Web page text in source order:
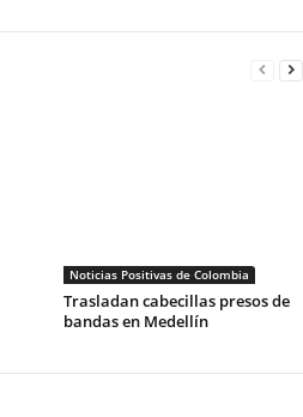
Noticias Positivas de Colombia
Trasladan cabecillas presos de
bandas en Medellín